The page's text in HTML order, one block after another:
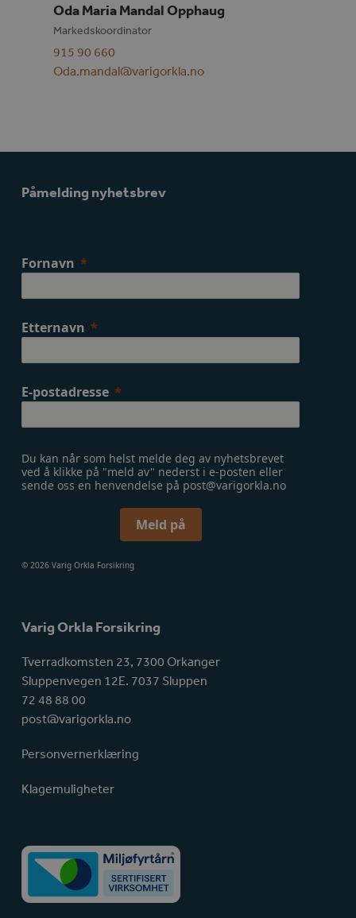
Oda Maria Mandal Opphaug
Markedskoordinator
915 90 660
Oda.mandal@varigorkla.no
Påmelding nyhetsbrev
Fornavn
Etternavn
E-postadresse
Du kan når som helst melde deg av nyhetsbrevet
ved å klikke på "meld av" nederst i e-posten eller
sende oss en henvendelse på post@varigorkla.no
Meld på
© 2026 Varig Orkla Forsikring
Varig Orkla Forsikring
Tverradkomsten 23, 7300 Orkanger
Sluppenvegen 12E. 7037 Sluppen
72 48 88 00
post@varigorkla.no
Personvernerklæring
Klagemuligheter